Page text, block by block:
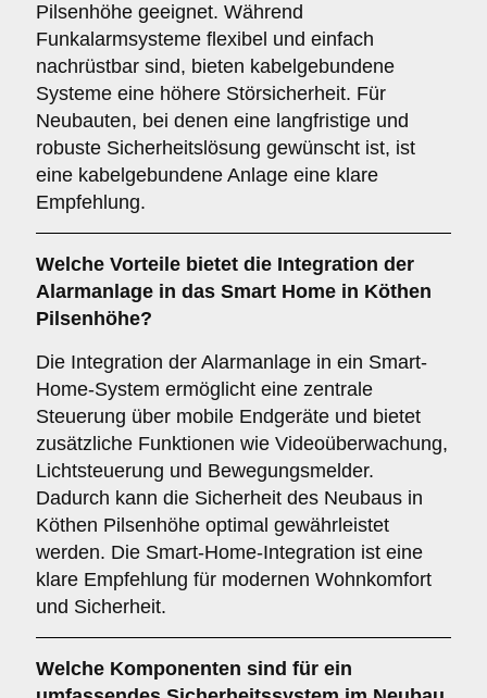
Pilsenhöhe geeignet. Während
Funkalarmsysteme flexibel und einfach
nachrüstbar sind, bieten kabelgebundene
Systeme eine höhere Störsicherheit. Für
Neubauten, bei denen eine langfristige und
robuste Sicherheitslösung gewünscht ist, ist
eine kabelgebundene Anlage eine klare
Empfehlung.
Welche Vorteile bietet die Integration der
Alarmanlage in das Smart Home in Köthen
Pilsenhöhe?
Die Integration der Alarmanlage in ein Smart-
Home-System ermöglicht eine zentrale
Steuerung über mobile Endgeräte und bietet
zusätzliche Funktionen wie Videoüberwachung,
Lichtsteuerung und Bewegungsmelder.
Dadurch kann die Sicherheit des Neubaus in
Köthen Pilsenhöhe optimal gewährleistet
werden. Die Smart-Home-Integration ist eine
klare Empfehlung für modernen Wohnkomfort
und Sicherheit.
Welche Komponenten sind für ein